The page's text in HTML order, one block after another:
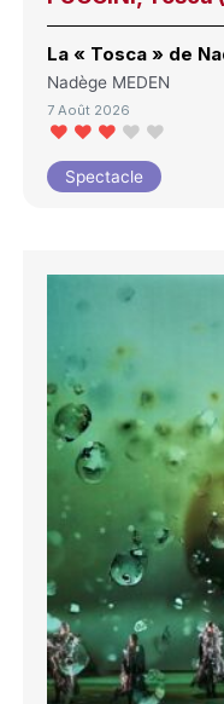
La « Tosca » de
Nadège MEDEN
7 Août 2026
Spectacle